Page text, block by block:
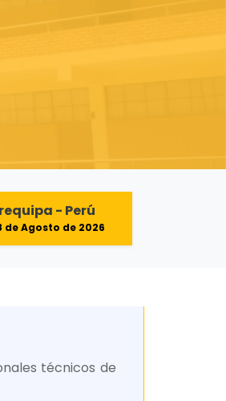
- Perú
de Agosto de 2026
técnicos de